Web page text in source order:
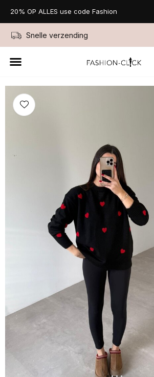
Snelle verzending
20% OP ALLES use code Fashion